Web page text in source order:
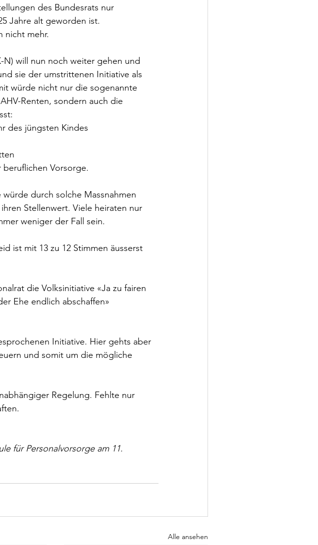
des Bundesrats nur
Jahre alt geworden ist.
nicht mehr.
N) will nun noch weiter gehen und
sie der umstrittenen Initiative als
würde nicht nur die sogenannte
Renten, sondern auch die
des jüngsten Kindes
Vorsorge.
durch solche Massnahmen
Stellenwert. Viele heiraten nur
weniger der Fall sein.
ist mit 13 zu 12 Stimmen äusserst
die Volksinitiative «Ja zu fairen
Ehe endlich abschaffen»
Initiative. Hier gehts aber
und somit um die mögliche
Regelung. Fehlte nur
für Personalvorsorge am 11.
Alle ansehen